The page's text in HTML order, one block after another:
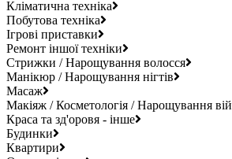
Кліматична техніка
Побутова техніка
Ігрові приставки
Ремонт іншої техніки
Стрижки / Нарощування волосся
Манікюр / Нарощування нігтів
Масаж
Макіяж / Косметологія / Нарощування вій
Краса та зд'оровя - інше
Будинки
Квартири